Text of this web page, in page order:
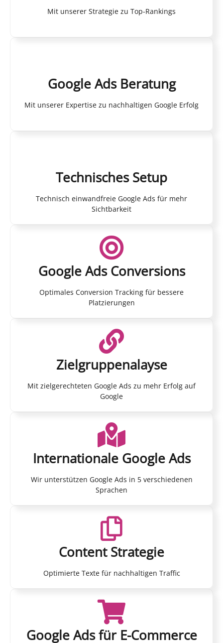
Mit unserer Strategie zu Top-Rankings
Google Ads Beratung
Mit unserer Expertise zu nachhaltigen Google Erfolg
Technisches Setup
Technisch einwandfreie Google Ads für mehr
Sichtbarkeit
Google Ads Conversions
Optimales Conversion Tracking für bessere
Platzierungen
Zielgruppenalayse
Mit zielgerechteten Google Ads zu mehr Erfolg auf
Google
Internationale Google Ads
Wir unterstützen Google Ads in 5 verschiedenen
Sprachen
Content Strategie
Optimierte Texte für nachhaltigen Traffic
Google Ads für E-Commerce